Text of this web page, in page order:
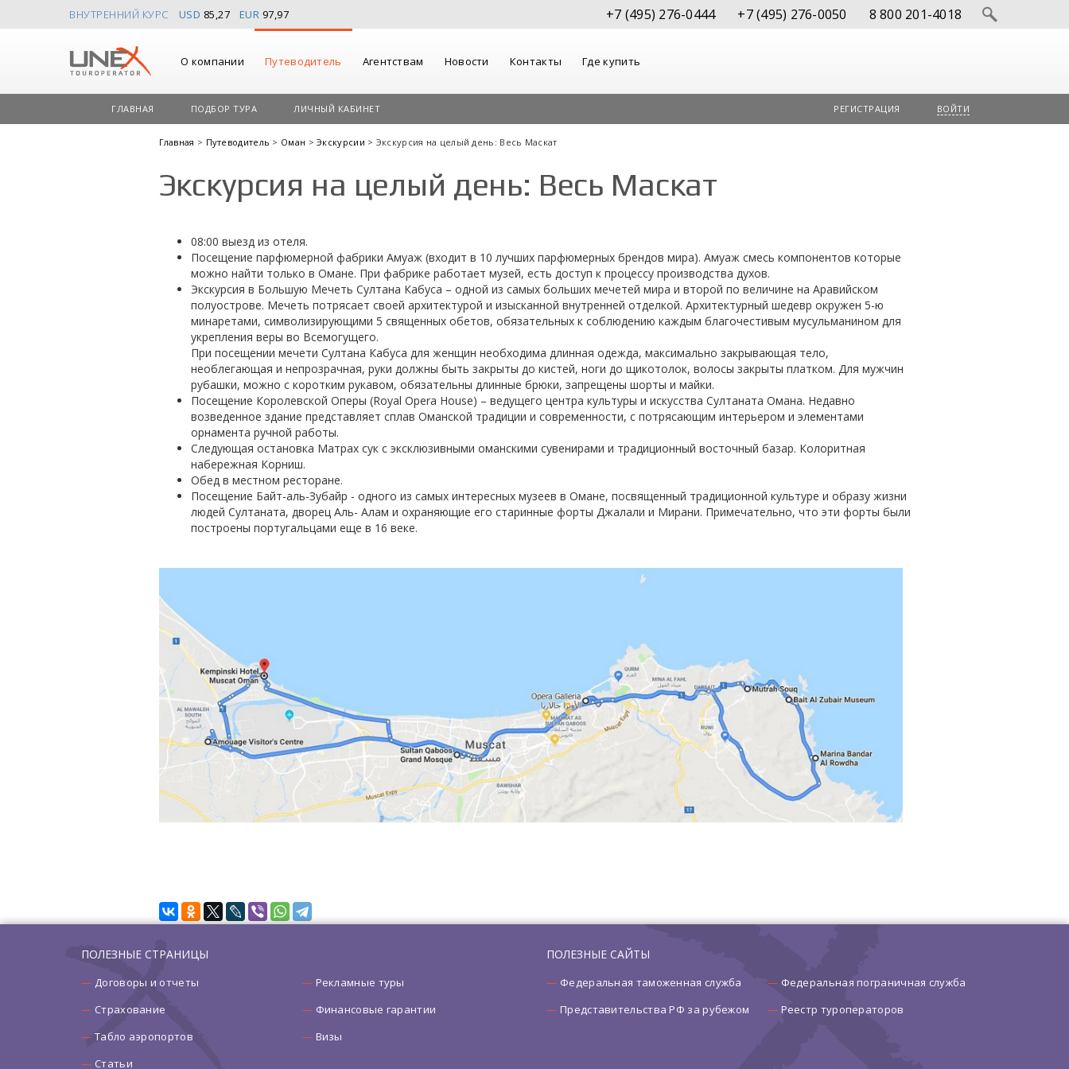
ВНУТРЕННИЙ КУРС USD 85,27 EUR 97,97 +7 (495) 276-0444 +7 (495) 276-0050 8 800 201-4018
О компании Путеводитель Агентствам Новости Контакты Где купить
ГЛАВНАЯ ПОДБОР ТУРА ЛИЧНЫЙ КАБИНЕТ РЕГИСТРАЦИЯ ВОЙТИ
Главная > Путеводитель > Оман >Экскурсии > Экскурсия на целый день: Весь Маскат
Экскурсия на целый день: Весь Маскат
08:00 выезд из отеля.
Посещение парфюмерной фабрики Амуаж (входит в 10 лучших парфюмерных брендов мира). Амуаж смесь компонентов которые
можно найти только в Омане. При фабрике работает музей, есть доступ к процессу производства духов.
Экскурсия в Большую Мечеть Султана Кабуса – одной из самых больших мечетей мира и второй по величине на Аравийском
полуострове. Мечеть потрясает своей архитектурой и изысканной внутренней отделкой. Архитектурный шедевр окружен 5-ю
минаретами, символизирующими 5 священных обетов, обязательных к соблюдению каждым благочестивым мусульманином для
укрепления веры во Всемогущего.
При посещении мечети Султана Кабуса для женщин необходима длинная одежда, максимально закрывающая тело,
необлегающая и непрозрачная, руки должны быть закрыты до кистей, ноги до щикотолок, волосы закрыты платком. Для мужчин
рубашки, можно с коротким рукавом, обязательны длинные брюки, запрещены шорты и майки.
Посещение Королевской Оперы (Royal Opera House) – ведущего центра культуры и искусства Султаната Омана. Недавно
возведенное здание представляет сплав Оманской традиции и современности, с потрясающим интерьером и элементами
орнамента ручной работы.
Следующая остановка Матрах сук с эксклюзивными оманскими сувенирами и традиционный восточный базар. Колоритная
набережная Корниш.
Обед в местном ресторане.
Посещение Байт-аль-Зубайр - одного из самых интересных музеев в Омане, посвященный традиционной культуре и образу жизни
людей Султаната, дворец Аль- Алам и охраняющие его старинные форты Джалали и Мирани. Примечательно, что эти форты были
построены португальцами еще в 16 веке.
ПОЛЕЗНЫЕ СТРАНИЦЫ
Договоры и отчеты
Рекламные туры
Страхование
Финансовые гарантии
Табло аэропортов
Визы
Статьи
ПОЛЕЗНЫЕ САЙТЫ
Федеральная таможенная служба
Федеральная пограничная служба
Представительства РФ за рубежом
Реестр туроператоров